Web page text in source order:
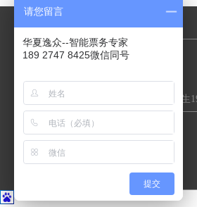
售前业务咨询:
陈先生189 2747 8425 李先生
请您留言
华夏逸众--智能票务专家
189 2747 8425微信同号
提交